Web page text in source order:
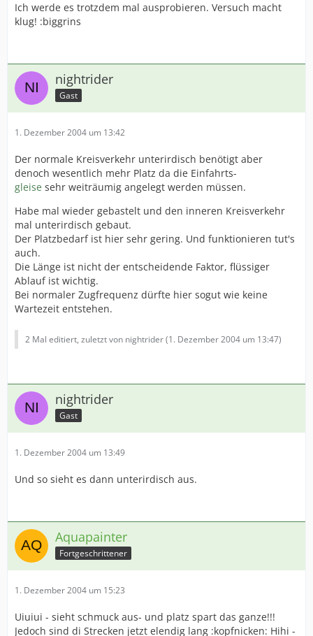
Ich werde es trotzdem mal ausprobieren. Versuch macht
klug! :biggrins
nightrider
Gast
1. Dezember 2004 um 13:42
Der normale Kreisverkehr unterirdisch benötigt aber
denoch wesentlich mehr Platz da die Einfahrts-
gleise sehr weiträumig angelegt werden müssen.
Habe mal wieder gebastelt und den inneren Kreisverkehr
mal unterirdisch gebaut.
Der Platzbedarf ist hier sehr gering. Und funktionieren tut's
auch.
Die Länge ist nicht der entscheidende Faktor, flüssiger
Ablauf ist wichtig.
Bei normaler Zugfrequenz dürfte hier sogut wie keine
Wartezeit entstehen.
2 Mal editiert, zuletzt von nightrider (1. Dezember 2004 um 13:47)
nightrider
Gast
1. Dezember 2004 um 13:49
Und so sieht es dann unterirdisch aus.
Aquapainter
Fortgeschrittener
1. Dezember 2004 um 15:23
Uiuiui - sieht schmuck aus- und platz spart das ganze!!!
Jedoch sind di Strecken jetzt elendig lang :kopfnicken: Hihi -